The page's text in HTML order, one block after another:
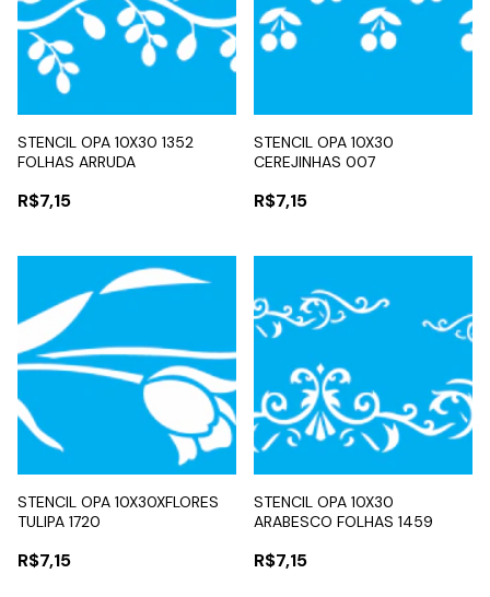
STENCIL OPA 10X30 1352
FOLHAS ARRUDA
R$7,15
STENCIL OPA 10X30
CEREJINHAS 007
R$7,15
STENCIL OPA 10X30XFLORES
TULIPA 1720
R$7,15
STENCIL OPA 10X30
ARABESCO FOLHAS 1459
R$7,15